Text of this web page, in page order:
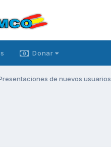
Donar
de nuevos usuarios